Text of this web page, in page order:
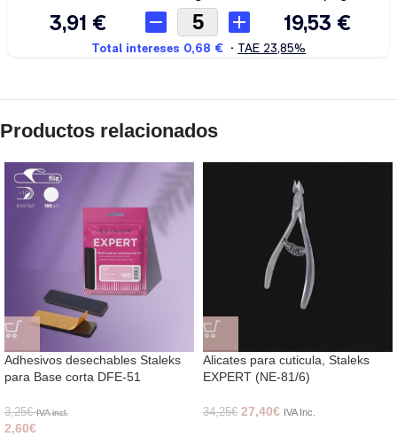
Productos relacionados
Adhesivos desechables Staleks
para Base corta DFE-51
3,25€ IVA incl.
2,60€
Alicates para cuticula, Staleks
EXPERT (NE-81/6)
34,25€ 27,40€ IVA Inc.